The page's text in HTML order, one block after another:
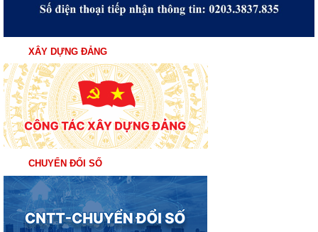
XÂY DỰNG ĐẢNG
CHUYỂN ĐỔI SỐ